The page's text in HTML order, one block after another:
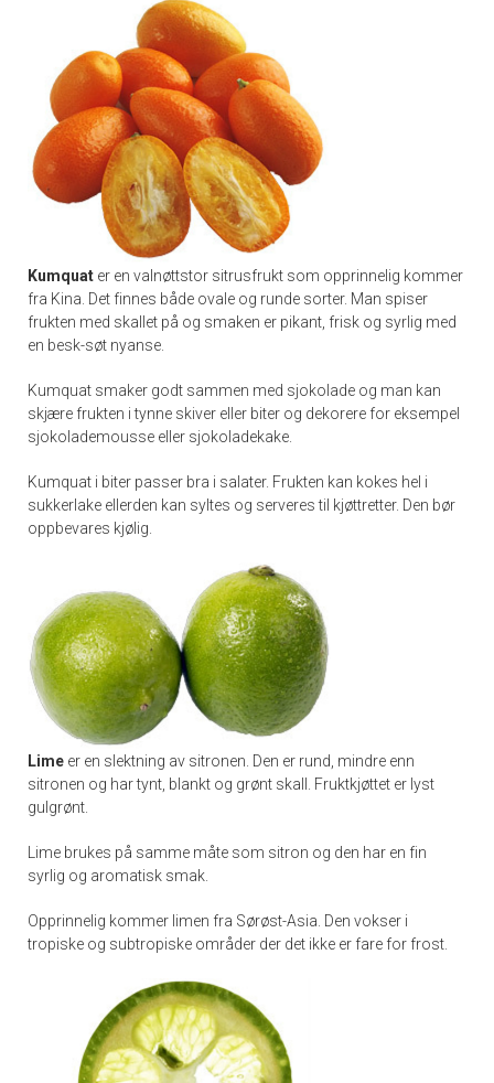
Kumquat er en valnøttstor sitrusfrukt som opprinnelig kommer
fra Kina. Det finnes både ovale og runde sorter. Man spiser
frukten med skallet på og smaken er pikant, frisk og syrlig med
en besk-søt nyanse.
Kumquat smaker godt sammen med sjokolade og man kan
skjære frukten i tynne skiver eller biter og dekorere for eksempel
sjokolademousse eller sjokoladekake.
Kumquat i biter passer bra i salater. Frukten kan kokes hel i
sukkerlake ellerden kan syltes og serveres til kjøttretter. Den bør
oppbevares kjølig.
Lime er en slektning av sitronen. Den er rund, mindre enn
sitronen og har tynt, blankt og grønt skall. Fruktkjøttet er lyst
gulgrønt.
Lime brukes på samme måte som sitron og den har en fin
syrlig og aromatisk smak.
Opprinnelig kommer limen fra Sørøst-Asia. Den vokser i
tropiske og subtropiske områder der det ikke er fare for frost.